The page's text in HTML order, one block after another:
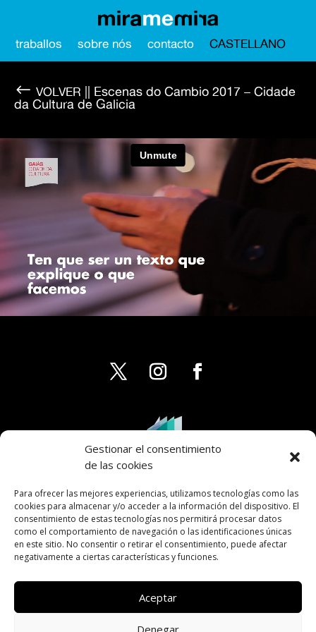
Gestionar el consentimiento
de las cookies
Para ofrecer las mejores experiencias, utilizamos tecnologías como las
cookies para almacenar y/o acceder a la información del dispositivo. El
consentimiento de estas tecnologías nos permitirá procesar datos
como el comportamiento de navegación o las identificaciones únicas
en este sitio. No consentir o retirar el consentimiento, puede afectar
negativamente a ciertas características y funciones.
Aceptar
Denegar
traballos sobre nós contacto CASTELLANO
#
|| Escenas do Cambio 2017 – Cidade
da Cultura de Galicia
PRIVACIDAD